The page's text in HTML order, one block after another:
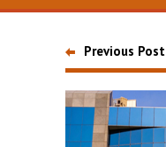
Previous Post